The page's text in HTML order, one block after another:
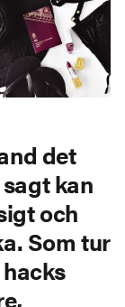
det
kan
och
Som tur